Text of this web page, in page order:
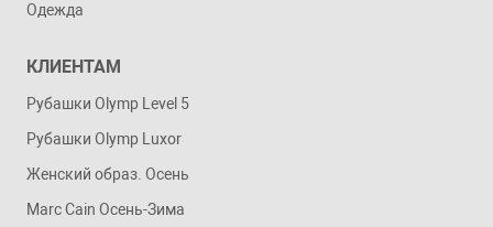
Одежда
КЛИЕНТАМ
Рубашки Olymp Level 5
Рубашки Olymp Luxor
Женский образ. Осень
Marc Cain Осень-Зима